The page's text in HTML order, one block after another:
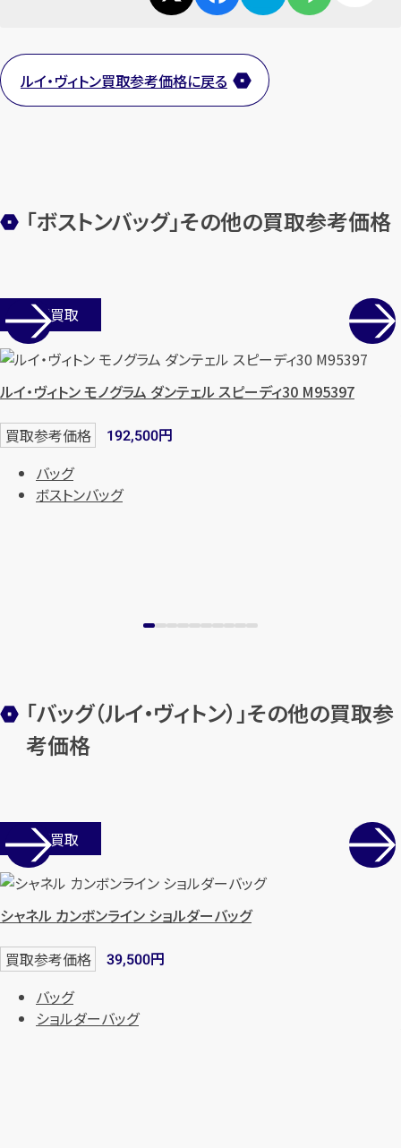
カンタン無料
最短1分！今すぐ査定金額をお伝えいた
始除く)
メールで無料相談する
ルイ・ヴィトン買取参考価格に戻る
「ボストンバッグ」その他の買取参考価格
店舗買取
ルイ・ヴィトン モノグラム ダンテェル スピーディ30 M95397
買取参考価格 192,500円
バッグ
ボストンバッグ
「バッグ（ルイ・ヴィトン）」その他の買取参
考価格
店舗買取
シャネル カンボンライン ショルダーバッグ
買取参考価格 39,500円
バッグ
ショルダーバッグ